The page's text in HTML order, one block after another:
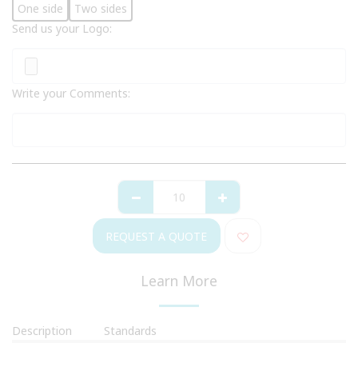
One side
Two sides
Send us your Logo:
Write your Comments:
REQUEST A QUOTE
Learn More
Description Standards